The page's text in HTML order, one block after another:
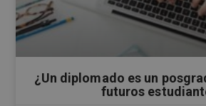
¿Un diplomado es un
futuros